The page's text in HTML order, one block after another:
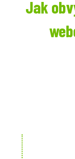
Jak